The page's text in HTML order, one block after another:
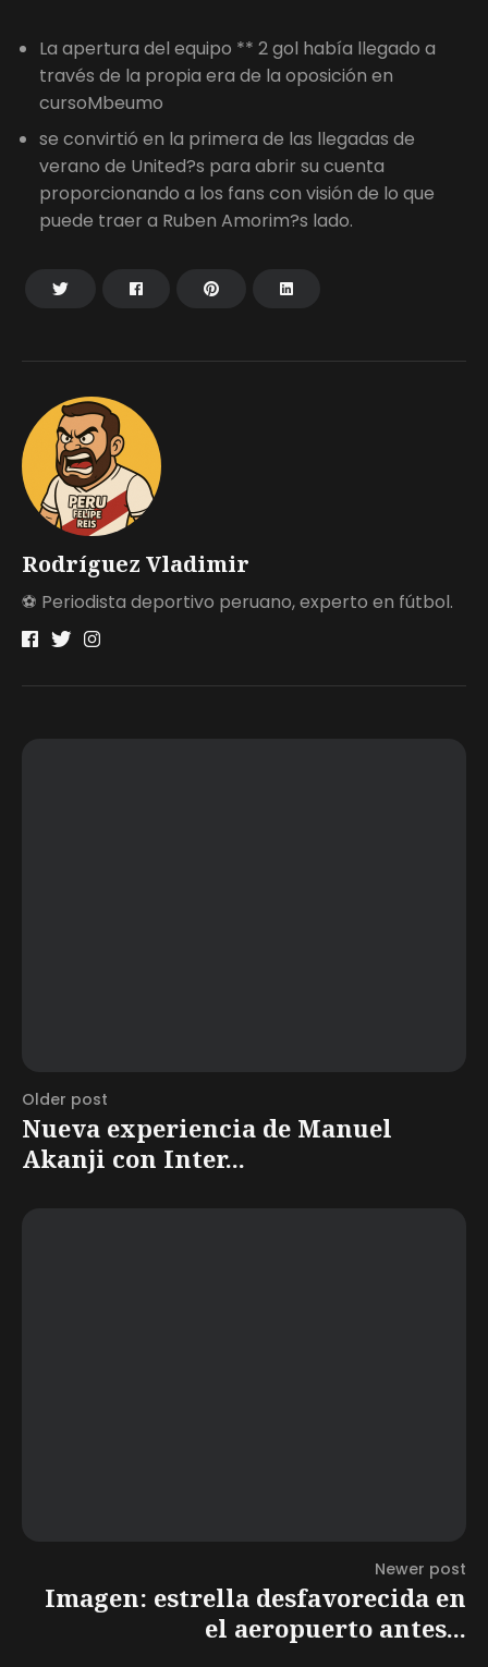
Rodríguez Vladimir
⚽ Periodista deportivo peruano, experto en fútbol.
La apertura del equipo ** 2 gol había llegado a
través de la propia era de la oposición en
cursoMbeumo
se convirtió en la primera de las llegadas de
verano de United?s para abrir su cuenta
proporcionando a los fans con visión de lo que
puede traer a Ruben Amorim?s lado.
Older post
Nueva experiencia de Manuel
Akanji con Inter...
Newer post
Imagen: estrella desfavorecida en
el aeropuerto antes...